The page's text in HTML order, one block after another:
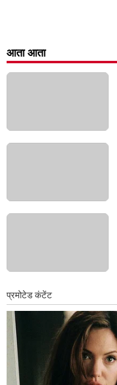
आता आता